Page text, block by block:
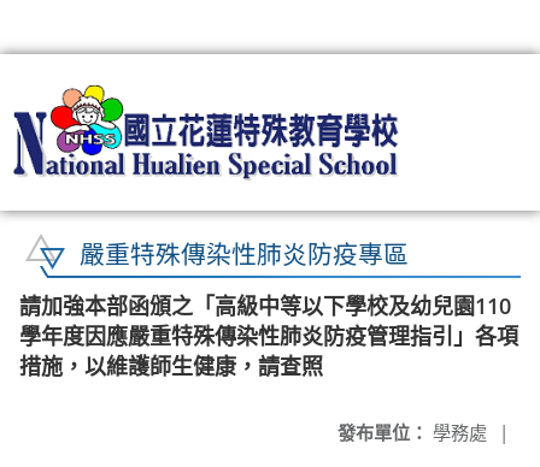
嚴重特殊傳染性肺炎防疫專區
請加強本部函頒之「高級中等以下學校及幼兒園110
學年度因應嚴重特殊傳染性肺炎防疫管理指引」各項
措施，以維護師生健康，請查照
發布單位： 學務處 |